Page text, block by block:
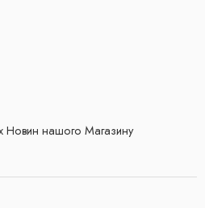
Новин нашого Магазину